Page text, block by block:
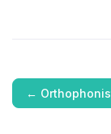
←